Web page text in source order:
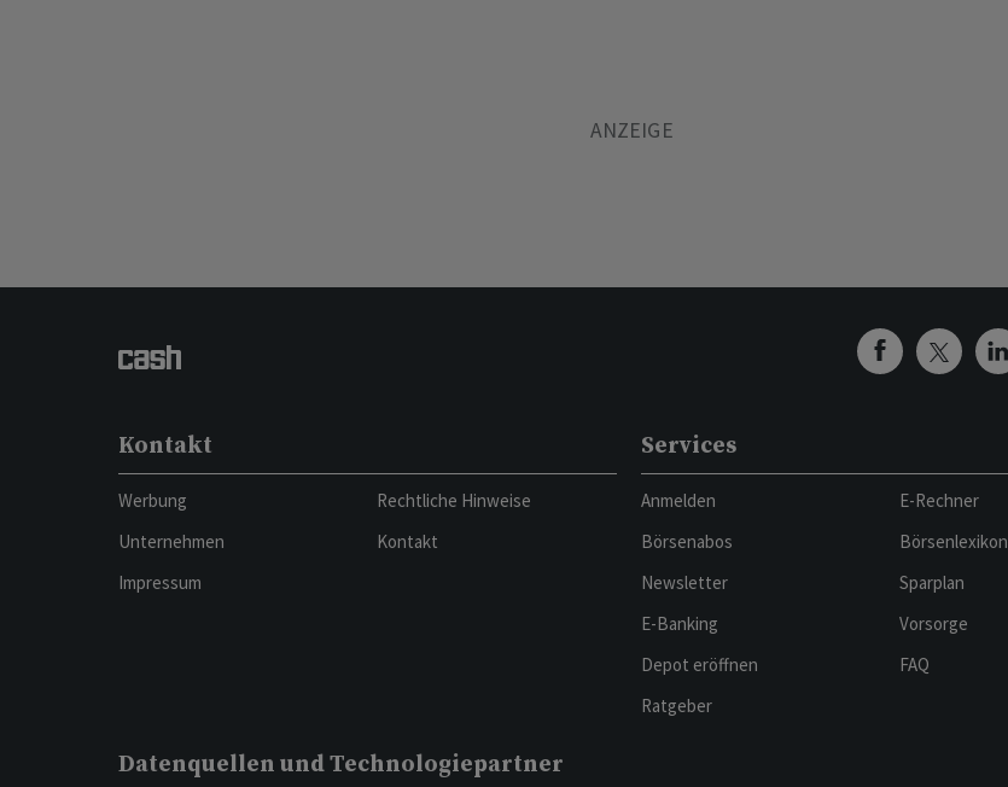
Kontakt
Werbung
Unternehmen
Impressum
Rechtliche Hinweise
Kontakt
Services
Anmelden
Börsenabos
Newsletter
E-Banking
Depot eröffnen
Ratgeber
E-Rechner
Börsenlexikon
Sparplan
Vorsorge
FAQ
Datenquellen und Technologiepartner